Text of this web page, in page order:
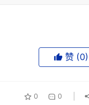
赞 (0)
0 0